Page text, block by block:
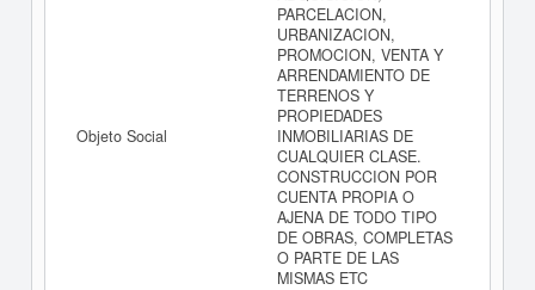
Objeto Social
PARCELACION,
URBANIZACION,
PROMOCION, VENTA Y
ARRENDAMIENTO DE
TERRENOS Y
PROPIEDADES
INMOBILIARIAS DE
CUALQUIER CLASE.
CONSTRUCCION POR
CUENTA PROPIA O
AJENA DE TODO TIPO
DE OBRAS, COMPLETAS
O PARTE DE LAS
MISMAS ETC